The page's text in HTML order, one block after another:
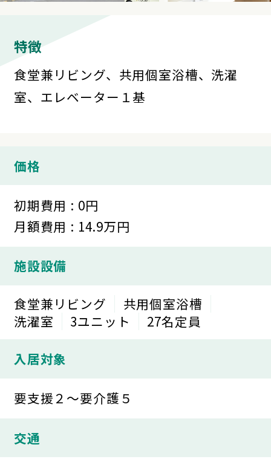
特徴
食堂兼リビング、共用個室浴槽、洗濯
室、エレベーター１基
価格
初期費用 : 0円
月額費用 : 14.9万円
施設設備
食堂兼リビング
共用個室浴槽
洗濯室
3ユニット 27名定員
入居対象
要支援２～要介護５
交通